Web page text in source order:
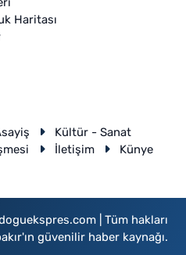
Haritası
Kültür - Sanat
İletişim Künye
| Tüm hakları
güvenilir haber kaynağı.